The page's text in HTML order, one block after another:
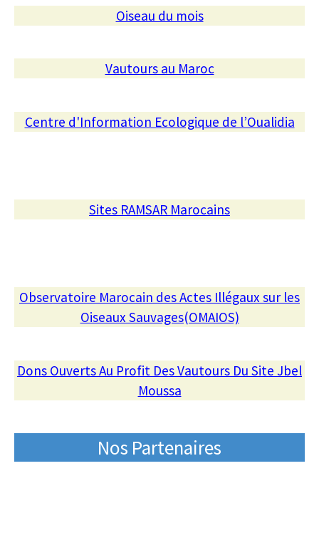
Oiseau du mois
Vautours au Maroc
Centre d'Information Ecologique de l’Oualidia
Sites RAMSAR Marocains
Observatoire Marocain des Actes Illégaux sur les
Oiseaux Sauvages(OMAIOS)
Dons Ouverts Au Profit Des Vautours Du Site Jbel
Moussa
Nos Partenaires